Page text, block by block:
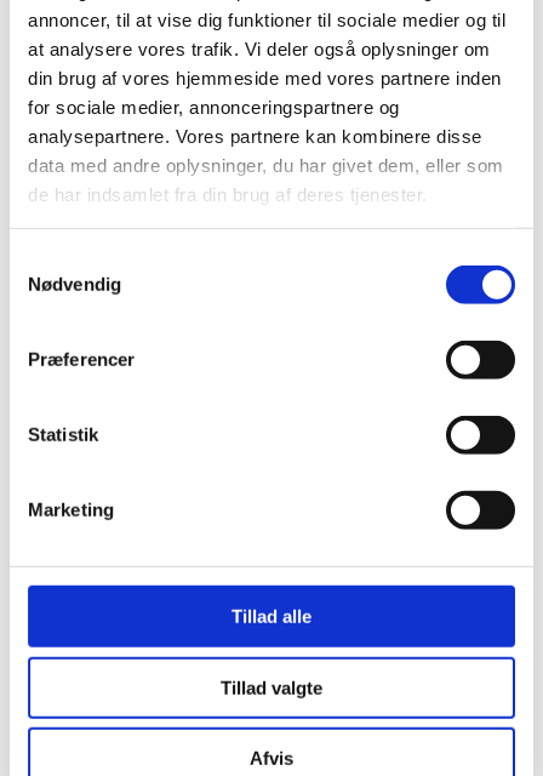
annoncer, til at vise dig funktioner til sociale medier og til
at analysere vores trafik. Vi deler også oplysninger om
din brug af vores hjemmeside med vores partnere inden
for sociale medier, annonceringspartnere og
analysepartnere. Vores partnere kan kombinere disse
data med andre oplysninger, du har givet dem, eller som
de har indsamlet fra din brug af deres tjenester.
Nødvendig
Præferencer
Statistik
Marketing
Tillad alle
Tillad valgte
Afvis
Borde & stole
Sofaer & lænestole
Belysning Børn
Belysning Børneværelse
Diskolys
Natlampe / Vågelampe
Kælke
- EKO Snowstar
- EKO Snowstar tilbehør
Gyngeheste
Transport til børn
Cykelanhænger til Børn
Husdyr
Fuglevoliere
Fuglebure